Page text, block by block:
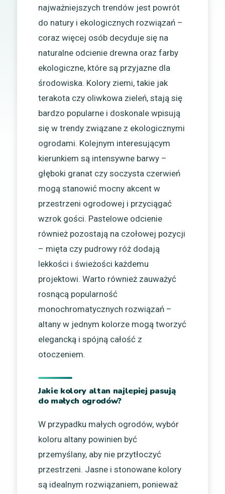
najważniejszych trendów jest powrót
do natury i ekologicznych rozwiązań –
coraz więcej osób decyduje się na
naturalne odcienie drewna oraz farby
ekologiczne, które są przyjazne dla
środowiska. Kolory ziemi, takie jak
terakota czy oliwkowa zieleń, stają się
bardzo popularne i doskonale wpisują
się w trendy związane z ekologicznymi
ogrodami. Kolejnym interesującym
kierunkiem są intensywne barwy –
głęboki granat czy soczysta czerwień
mogą stanowić mocny akcent w
przestrzeni ogrodowej i przyciągać
wzrok gości. Pastelowe odcienie
również pozostają na czołowej pozycji
– mięta czy pudrowy róż dodają
lekkości i świeżości każdemu
projektowi. Warto również zauważyć
rosnącą popularność
monochromatycznych rozwiązań –
altany w jednym kolorze mogą tworzyć
elegancką i spójną całość z
otoczeniem.
Jakie kolory altan najlepiej pasują
do małych ogrodów?
W przypadku małych ogrodów, wybór
koloru altany powinien być
przemyślany, aby nie przytłoczyć
przestrzeni. Jasne i stonowane kolory
są idealnym rozwiązaniem, ponieważ